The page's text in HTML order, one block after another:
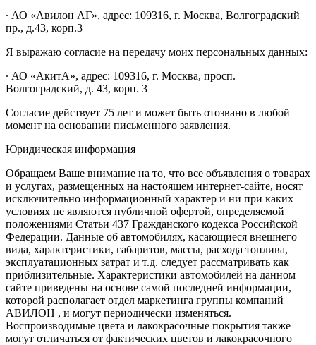
∙ АО «Авилон АГ», адрес: 109316, г. Москва, Волгоградский
пр., д.43, корп.3
Я выражаю согласие на передачу моих персональных данных:
∙ АО «АкитА», адрес: 109316, г. Москва, просп.
Волгоградский, д. 43, корп. 3
Согласие действует 75 лет и может быть отозвано в любой
момент на основании письменного заявления.
Юридическая информация
Обращаем Ваше внимание на то, что все объявления о товарах
и услугах, размещенных на настоящем интернет-сайте, носят
исключительно информационный характер и ни при каких
условиях не являются публичной офертой, определяемой
положениями Статьи 437 Гражданского кодекса Российской
Федерации. Данные об автомобилях, касающиеся внешнего
вида, характеристики, габаритов, массы, расхода топлива,
эксплуатационных затрат и т.д. следует рассматривать как
приблизительные. Характеристики автомобилей на данном
сайте приведены на основе самой последней информации,
которой располагает отдел маркетинга группы компаний
АВИЛОН , и могут периодически изменяться.
Воспроизводимые цвета и лакокрасочные покрытия также
могут отличаться от фактических цветов и лакокрасочного